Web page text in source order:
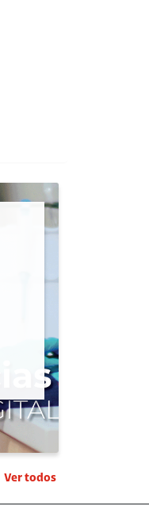
Ver todos